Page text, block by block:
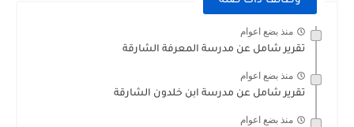
منذ بضع اعوام
تقرير شامل عن مدرسة المعرفة الشارقة
منذ بضع اعوام
تقرير شامل عن مدرسة ابن خلدون الشارقة
منذ بضع اعوام